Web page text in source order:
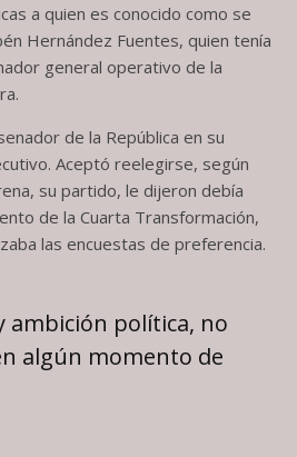
a quien es conocido como se
Hernández Fuentes, quien tenía
general operativo de la
de la República en su
Aceptó reelegirse, según
su partido, le dijeron debía
de la Cuarta Transformación,
las encuestas de preferencia.
ambición política, no
algún momento de